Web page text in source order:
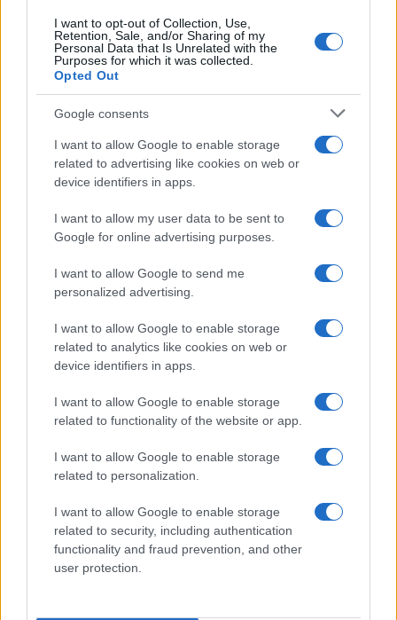
I want to opt-out of Collection, Use,
Retention, Sale, and/or Sharing of my
Personal Data that Is Unrelated with the
Purposes for which it was collected.
Opted Out
Google consents
I want to allow Google to enable storage
related to advertising like cookies on web or
device identifiers in apps.
I want to allow my user data to be sent to
Google for online advertising purposes.
I want to allow Google to send me
personalized advertising.
I want to allow Google to enable storage
related to analytics like cookies on web or
device identifiers in apps.
I want to allow Google to enable storage
related to functionality of the website or app.
I want to allow Google to enable storage
related to personalization.
I want to allow Google to enable storage
related to security, including authentication
functionality and fraud prevention, and other
user protection.
pillanatok és az olykor személyes kamarahangzás
helyenként aParasztbecsületre emlékeztetik a hallgatót. A
nagyszombati és húsvéthétfői esteken az énekkarra és
zenekarra írtMessa di Gloriakét szólista szerepét Fekete
Attila és Kelemen Zoltán énekli.
Húsvét Mascagnival (Magyar Állami Operaház). Fotó:
Rákossy Péter
Az est második felében a már említettParasztbecsület
hallható, amellyel Mascagni váratlanul robbant be az
aztán már nem volt képes túlszárnyalni. A húsvétvasárnap